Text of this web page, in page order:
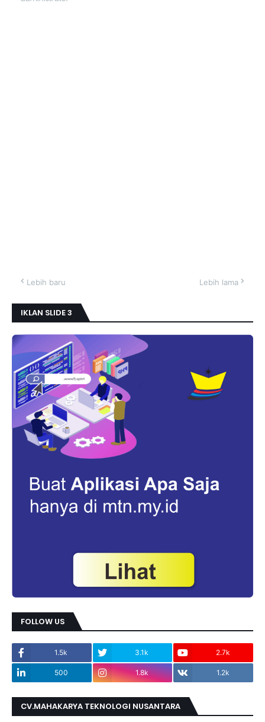
Lebih baru Lebih lama
IKLAN SLIDE 3
FOLLOW US
1.5k 3.1k 2.7k
500 1.8k 1.2k
CV.MAHAKARYA TEKNOLOGI NUSANTARA